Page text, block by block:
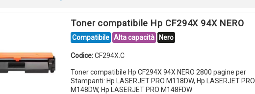
Toner compatibile Hp CF294X 94X NERO
Compatibile Alta capacità Nero
Codice:CF294X.C
Toner compatibile Hp CF294X 94X NERO 2800 pagine per
Stampanti: Hp LASERJET PRO M118DW, Hp LASERJET PRO
M148DW, Hp LASERJET PRO M148FDW